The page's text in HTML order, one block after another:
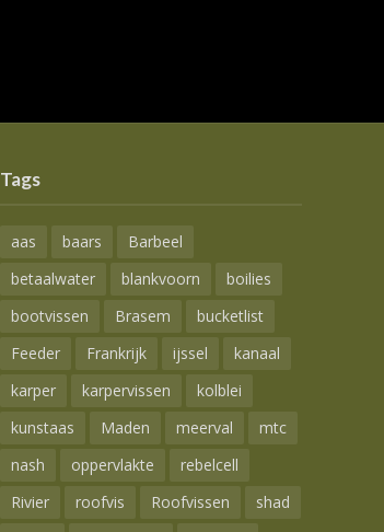
Tags
aas baars
Barbeel
betaalwater
blankvoorn
boilies
bootvissen
Brasem
bucketlist
Feeder
Frankrijk ijssel
kanaal
karper
karpervissen
kolblei
kunstaas
Maden meerval
mtc
nash
oppervlakte
rebelcell
Rivier
roofvis Roofvissen
shad